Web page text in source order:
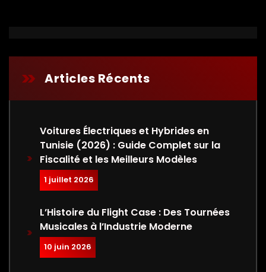
Articles Récents
Voitures Électriques et Hybrides en
Tunisie (2026) : Guide Complet sur la
Fiscalité et les Meilleurs Modèles
1 juillet 2026
L’Histoire du Flight Case : Des Tournées
Musicales à l’Industrie Moderne
10 juin 2026